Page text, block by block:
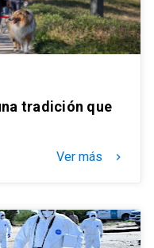
tradición que
Ver más keyboard_arrow_right